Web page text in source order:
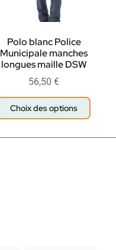
Polo blanc Police
Municipale manches
longues maille DSW
56,50 €
Choix des options